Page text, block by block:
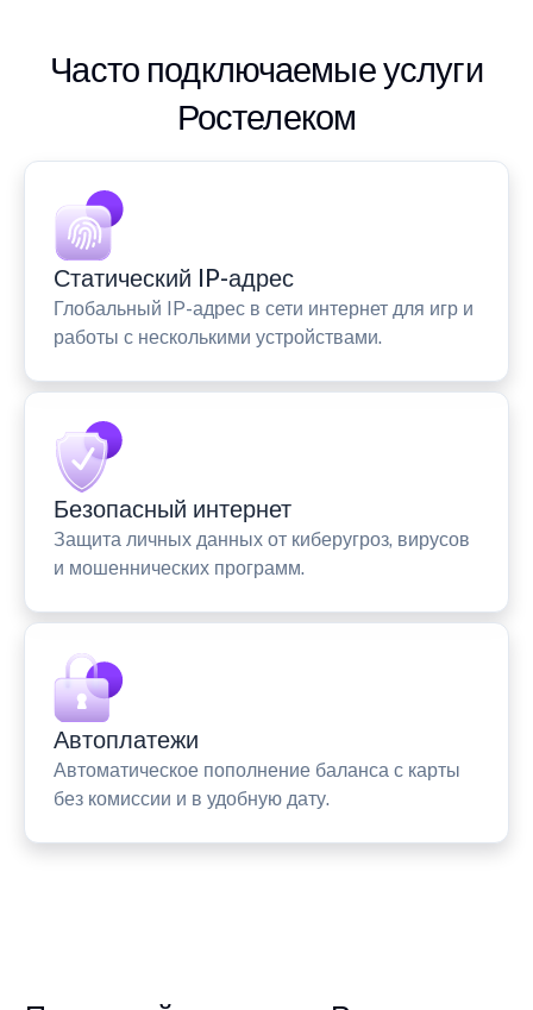
Часто подключаемые услуги
Ростелеком
Статический IP-адрес
Глобальный IP-адрес в сети интернет для игр и
работы с несколькими устройствами.
Безопасный интернет
Защита личных данных от киберугроз, вирусов
и мошеннических программ.
Автоплатежи
Автоматическое пополнение баланса с карты
без комиссии и в удобную дату.